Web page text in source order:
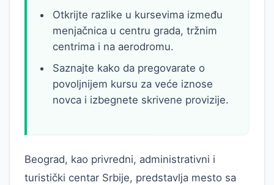
Otkrijte razlike u kursevima između
menjačnica u centru grada, tržnim
centrima i na aerodromu.
Saznajte kako da pregovarate o
povoljnijem kursu za veće iznose
novca i izbegnete skrivene provizije.
Beograd, kao privredni, administrativni i
turistički centar Srbije, predstavlja mesto sa